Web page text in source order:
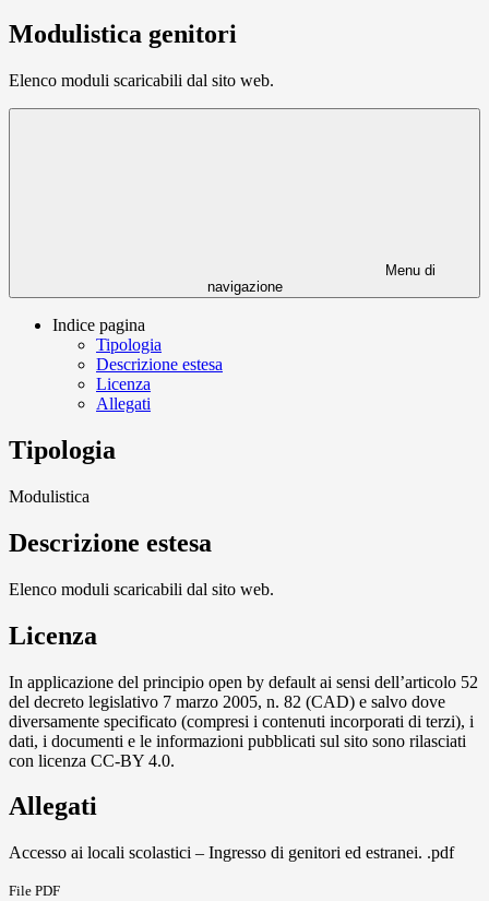
Modulistica genitori
Elenco moduli scaricabili dal sito web.
Menu di
navigazione
Indice pagina
Tipologia
Descrizione estesa
Licenza
Allegati
Tipologia
Modulistica
Descrizione estesa
Elenco moduli scaricabili dal sito web.
Licenza
In applicazione del principio open by default ai sensi dell’articolo 52
del decreto legislativo 7 marzo 2005, n. 82 (CAD) e salvo dove
diversamente specificato (compresi i contenuti incorporati di terzi), i
dati, i documenti e le informazioni pubblicati sul sito sono rilasciati
con licenza CC-BY 4.0.
Allegati
Accesso ai locali scolastici – Ingresso di genitori ed estranei. .pdf
File PDF